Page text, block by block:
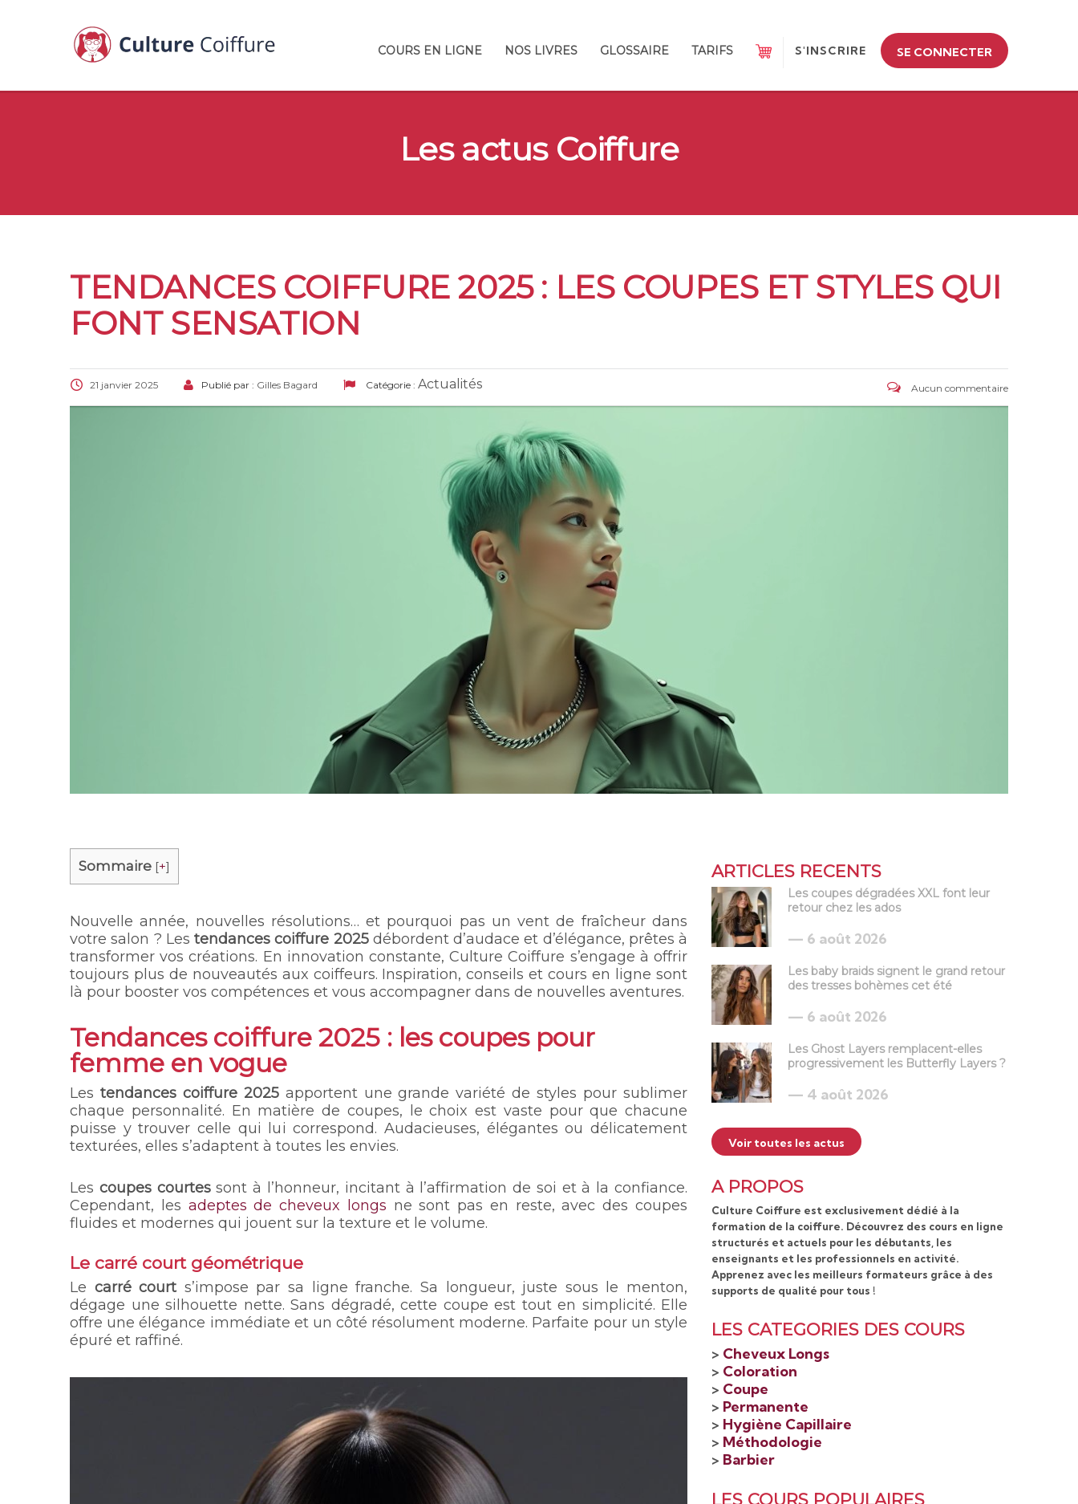
S'INSCRIRE SE CONNECTER
COURS EN LIGNE NOS LIVRES GLOSSAIRE TARIFS
Les actus Coiffure
TENDANCES COIFFURE 2025 : LES COUPES ET STYLES QUI
FONT SENSATION
21 janvier 2025 Publié par : Gilles Bagard Catégorie : Actualités Aucun commentaire
Sommaire [+]
Nouvelle année, nouvelles résolutions… et pourquoi pas un vent de fraîcheur dans
votre salon ? Les tendances coiffure 2025débordent d’audace et d’élégance, prêtes à
transformer vos créations. En innovation constante, Culture Coiffure s’engage à offrir
toujours plus de nouveautés aux coiffeurs. Inspiration, conseils et cours en ligne sont
là pour booster vos compétences et vous accompagner dans de nouvelles aventures.
Tendances coiffure 2025 : les coupes pour
femme en vogue
Les tendances coiffure 2025apportent une grande variété de styles pour sublimer
chaque personnalité. En matière de coupes, le choix est vaste pour que chacune
puisse y trouver celle qui lui correspond. Audacieuses, élégantes ou délicatement
texturées, elles s’adaptent à toutes les envies.
Les coupes courtessont à l’honneur, incitant à l’affirmation de soi et à la confiance.
Cependant, les adeptes de cheveux longs ne sont pas en reste, avec des coupes
fluides et modernes qui jouent sur la texture et le volume.
Le carré court géométrique
Le carré courts’impose par sa ligne franche. Sa longueur, juste sous le menton,
dégage une silhouette nette. Sans dégradé, cette coupe est tout en simplicité. Elle
offre une élégance immédiate et un côté résolument moderne. Parfaite pour un style
épuré et raffiné.
ARTICLES RECENTS
Les coupes dégradées XXL font leur
retour chez les ados
6 août 2026
Les baby braids signent le grand retour
des tresses bohèmes cet été
6 août 2026
Les Ghost Layers remplacent-elles
progressivement les Butterfly Layers ?
4 août 2026
Voir toutes les actus
A PROPOS
Culture Coiffure est exclusivement dédié à la
formation de la coiffure. Découvrez des cours en ligne
structurés et actuels pour les débutants, les
enseignants et les professionnels en activité.
Apprenez avec les meilleurs formateurs grâce à des
supports de qualité pour tous !
LES CATEGORIES DES COURS
> Cheveux Longs
> Coloration
> Coupe
> Permanente
> Hygiène Capillaire
> Méthodologie
> Barbier
LES COURS POPULAIRES